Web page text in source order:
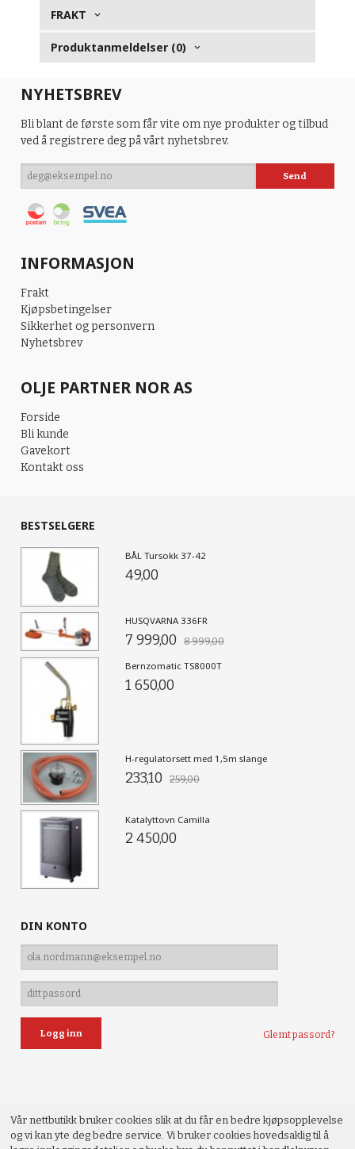
FRAKT
Produktanmeldelser (0)
NYHETSBREV
Bli blant de første som får vite om nye produkter og tilbud
ved å registrere deg på vårt nyhetsbrev.
INFORMASJON
Frakt
Kjøpsbetingelser
Sikkerhet og personvern
Nyhetsbrev
OLJE PARTNER NOR AS
Forside
Bli kunde
Gavekort
Kontakt oss
BESTSELGERE
BÅL Tursokk 37-42
49,00
HUSQVARNA 336FR
7 999,00 8 999,00
Bernzomatic TS8000T
1 650,00
H-regulatorsett med 1,5m slange
233,10 259,00
Katalyttovn Camilla
2 450,00
DIN KONTO
Glemt passord?
Vår nettbutikk bruker cookies slik at du får en bedre kjøpsopplevelse
og vi kan yte deg bedre service. Vi bruker cookies hovedsaklig til å